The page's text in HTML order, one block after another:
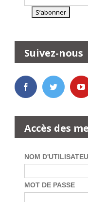
Suivez-nous
Accès des
NOM
MOT DE PASSE